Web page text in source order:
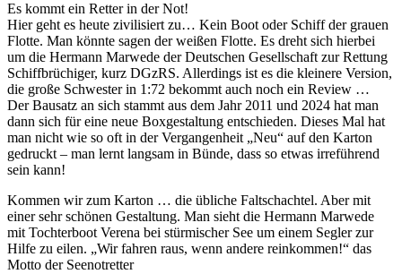
Es kommt ein Retter in der Not!
Hier geht es heute zivilisiert zu… Kein Boot oder Schiff der grauen
Flotte. Man könnte sagen der weißen Flotte. Es dreht sich hierbei
um die Hermann Marwede der Deutschen Gesellschaft zur Rettung
Schiffbrüchiger, kurz DGzRS. Allerdings ist es die kleinere Version,
die große Schwester in 1:72 bekommt auch noch ein Review …
Der Bausatz an sich stammt aus dem Jahr 2011 und 2024 hat man
dann sich für eine neue Boxgestaltung entschieden. Dieses Mal hat
man nicht wie so oft in der Vergangenheit „Neu“ auf den Karton
gedruckt – man lernt langsam in Bünde, dass so etwas irreführend
sein kann!
Kommen wir zum Karton … die übliche Faltschachtel. Aber mit
einer sehr schönen Gestaltung. Man sieht die Hermann Marwede
mit Tochterboot Verena bei stürmischer See um einem Segler zur
Hilfe zu eilen. „Wir fahren raus, wenn andere reinkommen!“ das
Motto der Seenotretter